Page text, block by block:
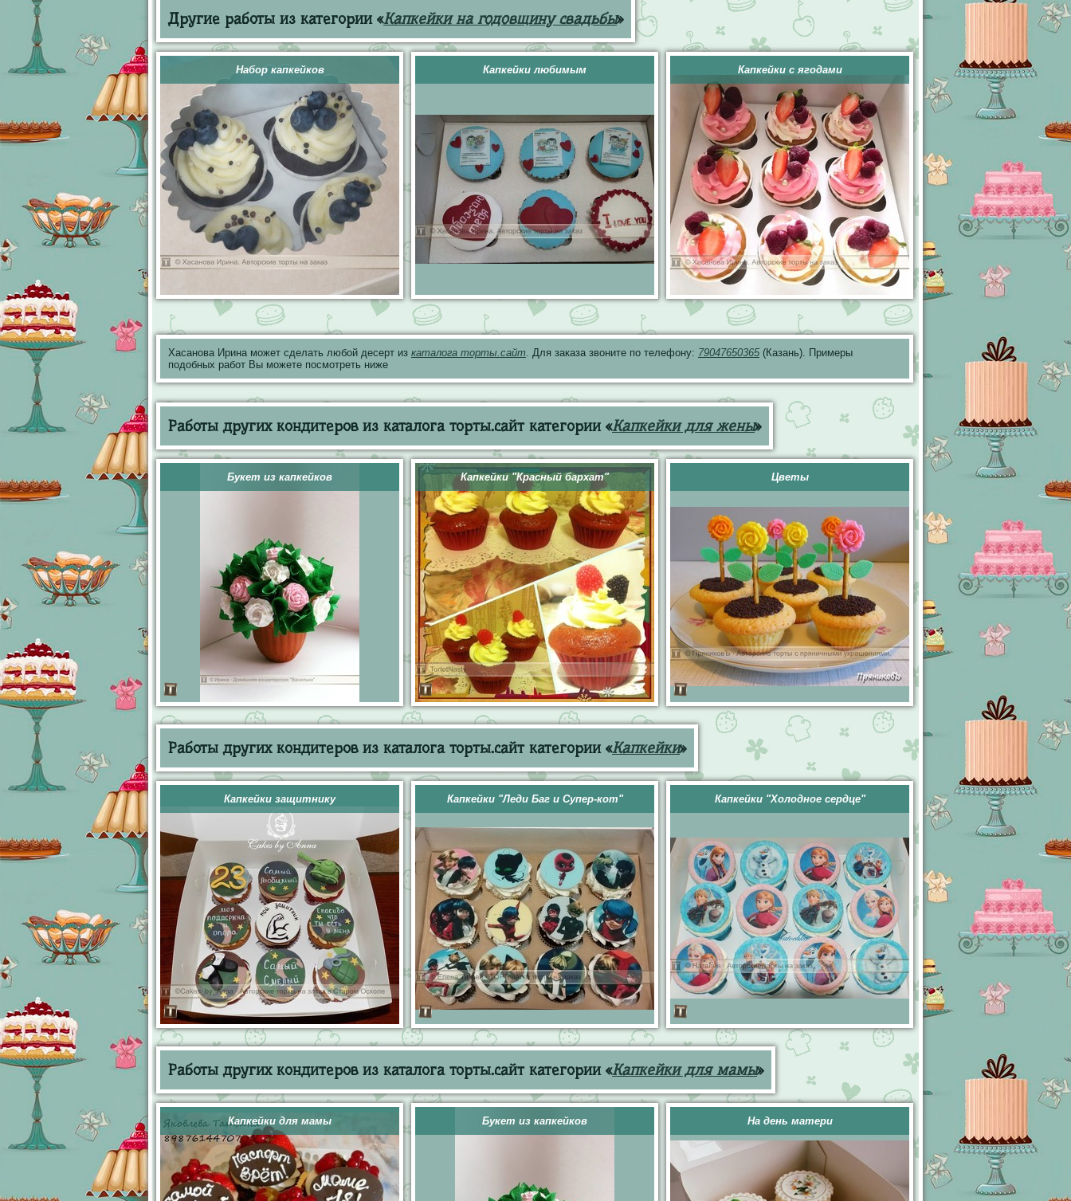
Другие работы из категории «Капкейки на годовщину свадьбы»
Набор капкейков Капкейки любимым Капкейки с ягодами
Хасанова Ирина может сделать любой десерт из каталога торты.сайт . Для заказа звоните по телефону: 79047650365 (Казань). Примеры
подобных работ Вы можете посмотреть ниже
Работы других кондитеров из каталога торты.сайт категории «Капкейки для жены»
Букет из капкейков Капкейки "Красный бархат" Цветы
Работы других кондитеров из каталога торты.сайт категории «Капкейки»
Капкейки защитнику Капкейки "Леди Баг и Супер-кот" Капкейки "Холодное сердце"
Работы других кондитеров из каталога торты.сайт категории «Капкейки для мамы»
Капкейки для мамы Букет из капкейков На день матери